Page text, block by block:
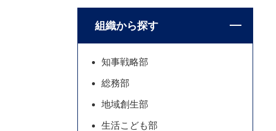
組織から探す
知事戦略部
総務部
地域創生部
生活こども部